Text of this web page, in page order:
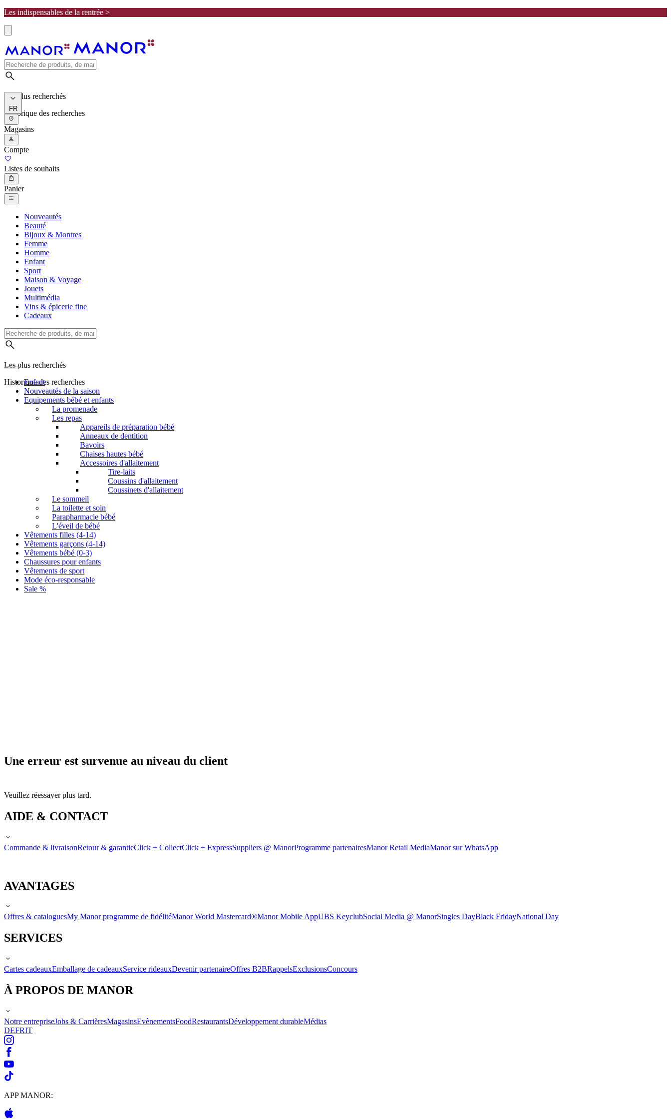
Les indispensables de la rentrée >
Les plus recherchés
Historique des recherches
FR
Magasins
Compte
Listes de souhaits
Panier
Nouveautés
Beauté
Bijoux & Montres
Femme
Homme
Enfant
Sport
Maison & Voyage
Jouets
Multimédia
Vins & épicerie fine
Cadeaux
Les plus recherchés
Historique des recherches
Enfant
Nouveautés de la saison
Equipements bébé et enfants
La promenade
Les repas
Appareils de préparation bébé
Anneaux de dentition
Bavoirs
Chaises hautes bébé
Accessoires d'allaitement
Tire-laits
Coussins d'allaitement
Coussinets d'allaitement
Le sommeil
La toilette et soin
Parapharmacie bébé
L'éveil de bébé
Vêtements filles (4-14)
Vêtements garçons (4-14)
Vêtements bébé (0-3)
Chaussures pour enfants
Vêtements de sport
Mode éco-responsable
Sale %
Une erreur est survenue au niveau du client
Veuillez réessayer plus tard.
AIDE & CONTACT
Commande & livraisonRetour & garantieClick + CollectClick + ExpressSuppliers @ ManorProgramme partenairesManor Retail MediaManor sur WhatsApp
AVANTAGES
Offres & cataloguesMy Manor programme de fidélitéManor World Mastercard®Manor Mobile AppUBS KeyclubSocial Media @ ManorSingles DayBlack FridayNational Day
SERVICES
Cartes cadeauxEmballage de cadeauxService rideauxDevenir partenaireOffres B2BRappelsExclusionsConcours
À PROPOS DE MANOR
Notre entrepriseJobs & CarrièresMagasinsEvènementsFoodRestaurantsDéveloppement durableMédias
DEFRIT
APP MANOR: